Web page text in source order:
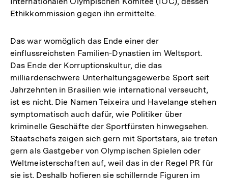
Ethikkommission gegen ihn ermittelte.
Das war womöglich das Ende einer der
einflussreichsten Familien-Dynastien im Weltsport.
Das Ende der Korruptionskultur, die das
milliardenschwere Unterhaltungsgewerbe Sport seit
Jahrzehnten in Brasilien wie international verseucht,
ist es nicht. Die Namen Teixeira und Havelange stehen
symptomatisch auch dafür, wie Politiker über
kriminelle Geschäfte der Sportfürsten hinwegsehen.
Staatschefs zeigen sich gern mit Sportstars, sie treten
gern als Gastgeber von Olympischen Spielen oder
Weltmeisterschaften auf, weil das in der Regel PR für
sie ist. Deshalb hofieren sie schillernde Figuren im